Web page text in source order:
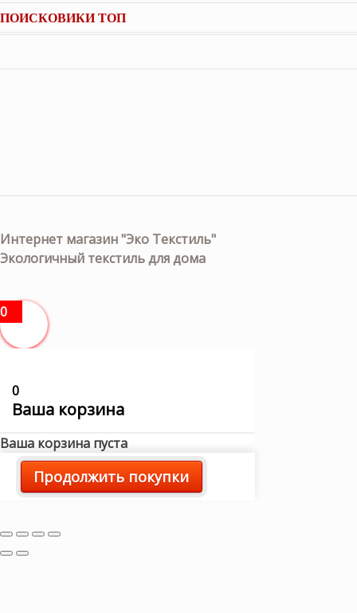
ПОИСКОВИКИ ТОП
Интернет магазин "Эко Текстиль"
Экологичный текстиль для дома
0
0
Ваша корзина
Ваша корзина пуста
Продолжить покупки